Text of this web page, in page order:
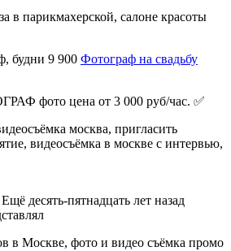
в парикмахерской, салоне красоты
Фотограф на свадьбу
фото цена от 3 000 руб/час. ✅
десять-пятнадцать лет назад